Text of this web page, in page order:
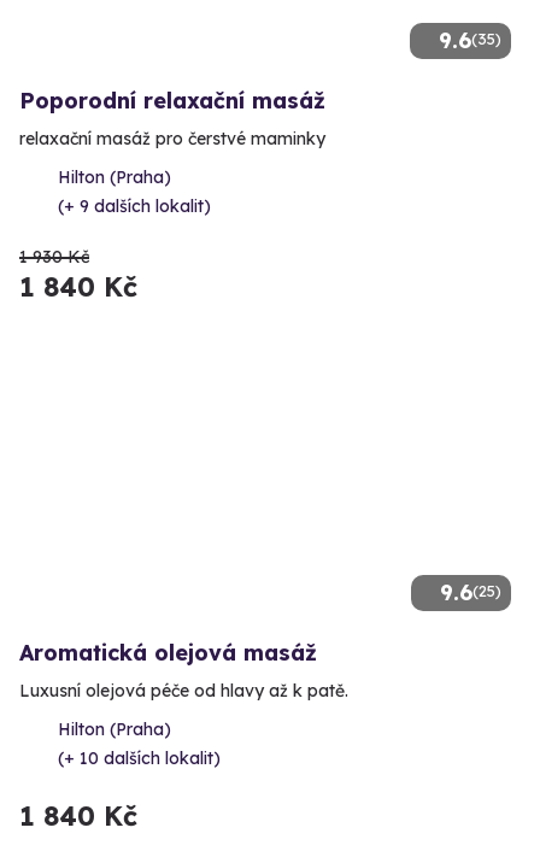
9.6(35)
Poporodní relaxační masáž
relaxační masáž pro čerstvé maminky
Hilton (Praha)
(+ 9 dalších lokalit)
1 930 Kč
1 840 Kč
9.6(25)
Aromatická olejová masáž
Luxusní olejová péče od hlavy až k patě.
Hilton (Praha)
(+ 10 dalších lokalit)
1 840 Kč